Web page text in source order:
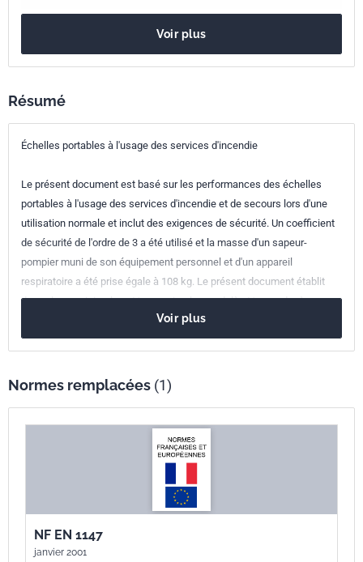
Codes ICS
Indice de
Numéro de tirage 1 - juillet 2010
Parenté
européenne
EN 1147:2010
Voir plus
Résumé
Échelles portables à l'usage des services d'incendie
Le présent document est basé sur les performances des échelles
portables à l'usage des services d'incendie et de secours lors d'une
utilisation normale et inclut des exigences de sécurité. Un coefficient
de sécurité de l'ordre de 3 a été utilisé et la masse d'un sapeur-
pompier muni de son équipement personnel et d'un appareil
respiratoire a été prise égale à 108 kg. Le présent document établit
des valeurs minimales et/ou maximales au delà et/ou en deçà
desquelles le client peut spécifier ses propres exigences. Lors de
l'élaboration de ce document, il a été reconnu que l'utilisation
Voir plus
Normes remplacées (1)
NF EN 1147
janvier 2001